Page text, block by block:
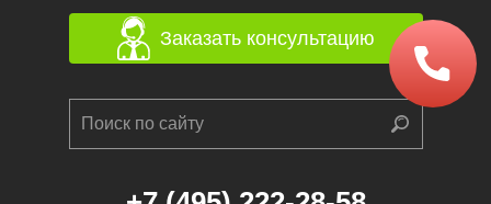
Заказать консультацию